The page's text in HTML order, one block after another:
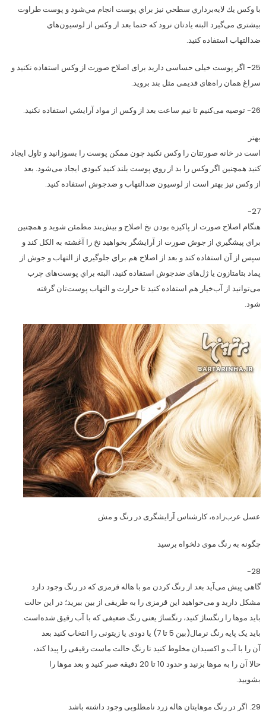
با وكس يك لايه‌برداري سطحي نيز براي پوست انجام مي‌شود و پوست طراوت
بیشتری می‌گیرد البته یادتان نرود که حتما بعد از وكس از لوسيون‌هاي
ضدالتهاب استفاده كنيد.
25- اگر پوست خیلی حساسی دارید برای اصلاح صورت از وکس استفاده نکنید و
سراغ همان راه‌های قدیمی مثل بند بروید.
26- توصیه می‌کنیم تا نيم ساعت بعد از وكس از مواد آرايشي استفاده نكنيد.
بهتر
است در خانه صورتتان را وکس نکنید چون ممکن پوست را بسوزانید و تاول ایجاد
کنید همچنین اگر وکس را بد از روي پوست بلند كنيد کبودی ایجاد می‌شود. بعد
از وکس نیز بهتر است از لوسيون ضدالتهاب و ضدجوش استفاده كنيد.
27-
هنگام اصلاح صورت از پاكيزه بودن نخ اصلاح و بیش‌بند مطمئن شوید و همچنین
براي پيشگيري از جوش صورت از آرایشگر بخواهید نخ را آغشته به الكل کند و
سپس از آن استفاده کند و بعد از اصلاح هم براي جلوگيري از التهاب و جوش از
پماد بتامتازون يا ژل‌های ضدجوش استفاده کنید، البته براي پوست‌های چرب
می‌توانید از آب‌خيار هم استفاده كنيد تا حرارت و التهاب پوست‌تان گرفته
شود.
عسل عرب‌زاده، کارشناس آرایشگری در رنگ و مش
چگونه به رنگ موی دلخواه برسید
28-
گاهی پیش می‌آید بعد از رنگ کردن مو با هاله قرمزی که در رنگ وجود دارد
مشکل دارید و می‌خواهید این قرمزی را به طریقی از بین ببرید؛ در این حالت
باید موها را رنگساژ کنید، رنگساژ یعنی رنگ ضعیفی که با آب رقیق شده‌است.
باید یک پایه رنگ نرمال(بین 5 تا 7) یا دودی یا زیتونی را انتخاب کنید بعد
آن را با آب و اکسیدان مخلوط کنید تا رنگ حالت ماست رقیقی را پیدا کند،
حالا آن را به موها بزنید و حدود 10 تا 20 دقیقه صبر کنید و بعد موها را
بشویید.
29. اگر در رنگ موهایتان هاله زرد نامطلوبی وجود داشته باشد